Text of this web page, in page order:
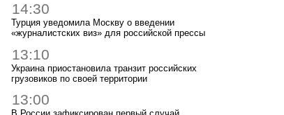
14:30
Турция уведомила Москву о введении
«журналистских виз» для российской прессы
13:10
Украина приостановила транзит российских
грузовиков по своей территории
13:00